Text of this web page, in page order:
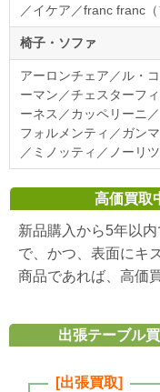
／イケア／franc franc（
椅子・ソファ
アーロンチェア／ル・
ーマン／チェスターフ
ーネス／カッペリーニ
フォルメンティ／ガン
／ミノッティ／ノーリツ
高価買取
新品購入から5年以
で、かつ、表面にキ
商品であれば、高価
出張テーブル
[出張買取]